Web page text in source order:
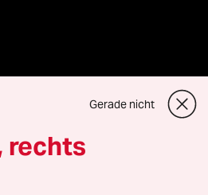
Gerade nicht
rechts